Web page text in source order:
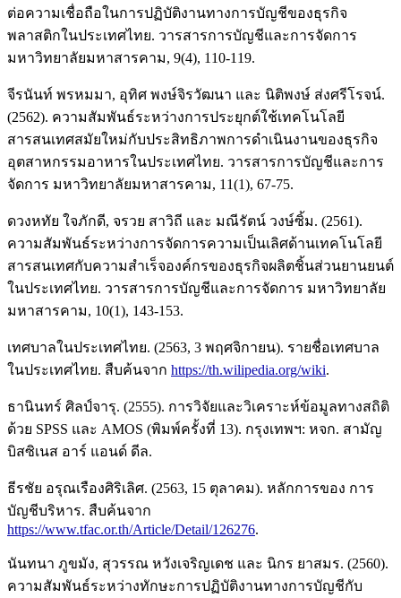
ต่อความเชื่อถือในการปฏิบัติงานทางการบัญชีของธุรกิจ
พลาสติกในประเทศไทย. วารสารการบัญชีและการจัดการ
มหาวิทยาลัยมหาสารคาม, 9(4), 110-119.
จีรนันท์ พรหมมา, อุทิศ พงษ์จิรวัฒนา และ นิติพงษ์ ส่งศรีโรจน์.
(2562). ความสัมพันธ์ระหว่างการประยุกต์ใช้เทคโนโลยี
สารสนเทศสมัยใหม่กับประสิทธิภาพการดำเนินงานของธุรกิจ
อุตสาหกรรมอาหารในประเทศไทย. วารสารการบัญชีและการ
จัดการ มหาวิทยาลัยมหาสารคาม, 11(1), 67-75.
ดวงหทัย ใจภักดี, จรวย สาวิถี และ มณีรัตน์ วงษ์ซิ้ม. (2561).
ความสัมพันธ์ระหว่างการจัดการความเป็นเลิศด้านเทคโนโลยี
สารสนเทศกับความสำเร็จองค์กรของธุรกิจผลิตชิ้นส่วนยานยนต์
ในประเทศไทย. วารสารการบัญชีและการจัดการ มหาวิทยาลัย
มหาสารคาม, 10(1), 143-153.
เทศบาลในประเทศไทย. (2563, 3 พฤศจิกายน). รายชื่อเทศบาล
ในประเทศไทย. สืบค้นจาก https://th.wilipedia.org/wiki.
ธานินทร์ ศิลป์จารุ. (2555). การวิจัยและวิเคราะห์ข้อมูลทางสถิติ
ด้วย SPSS และ AMOS (พิมพ์ครั้งที่ 13). กรุงเทพฯ: หจก. สามัญ
บิสซิเนส อาร์ แอนด์ ดีล.
ธีรชัย อรุณเรืองศิริเลิศ. (2563, 15 ตุลาคม). หลักการของ การ
บัญชีบริหาร. สืบค้นจาก
https://www.tfac.or.th/Article/Detail/126276.
นันทนา ภูขมัง, สุวรรณ หวังเจริญเดช และ นิกร ยาสมร. (2560).
ความสัมพันธ์ระหว่างทักษะการปฏิบัติงานทางการบัญชีกับ